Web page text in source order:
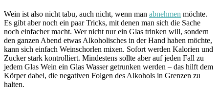
Wein ist also nicht tabu, auch nicht, wenn man abnehmen möchte.
Es gibt aber noch ein paar Tricks, mit denen man sich die Sache
noch einfacher macht. Wer nicht nur ein Glas trinken will, sondern
den ganzen Abend etwas Alkoholisches in der Hand haben möchte,
kann sich einfach Weinschorlen mixen. Sofort werden Kalorien und
Zucker stark kontrolliert. Mindestens sollte aber auf jeden Fall zu
jedem Glas Wein ein Glas Wasser getrunken werden – das hilft dem
Körper dabei, die negativen Folgen des Alkohols in Grenzen zu
halten.